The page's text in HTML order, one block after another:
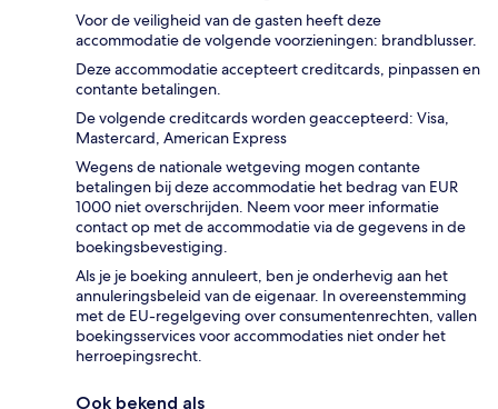
Voor de veiligheid van de gasten heeft deze
accommodatie de volgende voorzieningen: brandblusser.
Deze accommodatie accepteert creditcards, pinpassen en
contante betalingen.
De volgende creditcards worden geaccepteerd: Visa,
Mastercard, American Express
Wegens de nationale wetgeving mogen contante
betalingen bij deze accommodatie het bedrag van EUR
1000 niet overschrijden. Neem voor meer informatie
contact op met de accommodatie via de gegevens in de
boekingsbevestiging.
Als je je boeking annuleert, ben je onderhevig aan het
annuleringsbeleid van de eigenaar. In overeenstemming
met de EU-regelgeving over consumentenrechten, vallen
boekingsservices voor accommodaties niet onder het
herroepingsrecht.
Ook bekend als